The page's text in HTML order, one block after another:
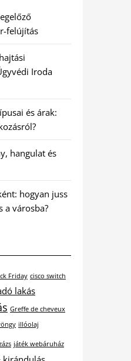
felújítás
Iroda
és árak:
hangulat és
hogyan juss
a városba?
Friday cisco switch
lakás
Greffe de cheveux
illóolaj
játék webáruház